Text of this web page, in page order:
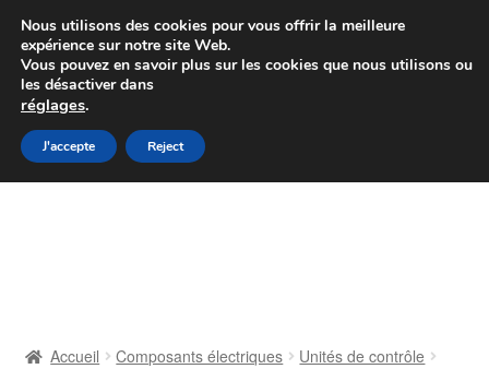
Colissimo livraison à partir de 7 EUR
Du lundi au vendredi de 9 h à 16 h
Aller
à
Aller
au
Accueil Composants électriques
Unités de contrôle
Nous utilisons des cookies pour vous offrir la meilleure
expérience sur notre site Web.
Vous pouvez en savoir plus sur les cookies que nous utilisons ou
les désactiver dans
réglages.
J'accepte Reject